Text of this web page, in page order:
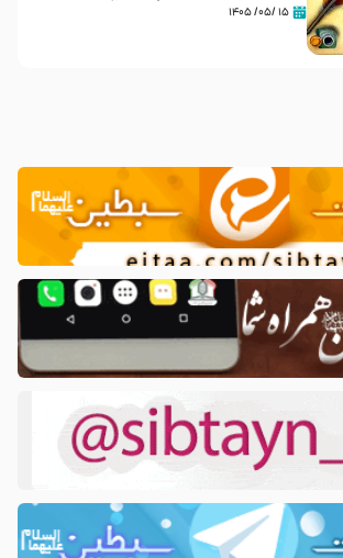
۱۵ /۰۵/ ۱۴۰۵